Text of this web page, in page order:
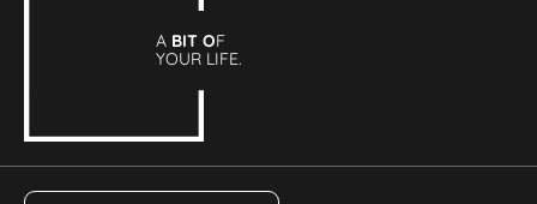
A BIT OF
YOUR LIFE.